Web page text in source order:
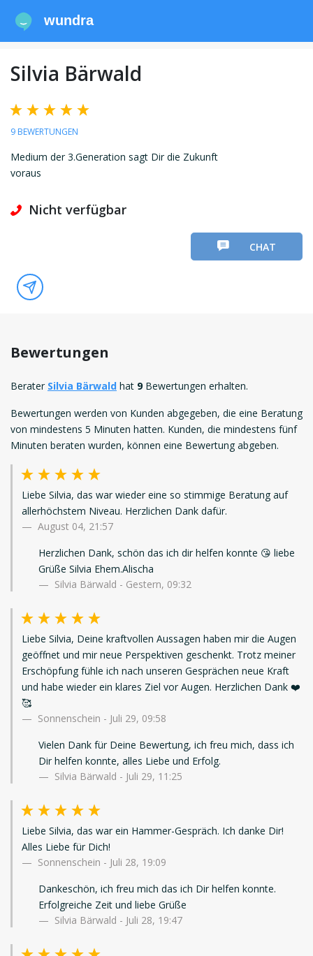
wundra
Silvia Bärwald
9 BEWERTUNGEN
Medium der 3.Generation sagt Dir die Zukunft
voraus
Nicht verfügbar
CHAT
Bewertungen
Berater Silvia Bärwald hat 9Bewertungen erhalten.
Bewertungen werden von Kunden abgegeben, die eine Beratung
von mindestens 5 Minuten hatten. Kunden, die mindestens fünf
Minuten beraten wurden, können eine Bewertung abgeben.
Liebe Silvia, das war wieder eine so stimmige Beratung auf
allerhöchstem Niveau. Herzlichen Dank dafür.
August 04, 21:57
Herzlichen Dank, schön das ich dir helfen konnte 😘 liebe
Grüße Silvia Ehem.Alischa
Silvia Bärwald - Gestern, 09:32
Liebe Silvia, Deine kraftvollen Aussagen haben mir die Augen
geöffnet und mir neue Perspektiven geschenkt. Trotz meiner
Erschöpfung fühle ich nach unseren Gesprächen neue Kraft
und habe wieder ein klares Ziel vor Augen. Herzlichen Dank ❤️
🥰
Sonnenschein - Juli 29, 09:58
Vielen Dank für Deine Bewertung, ich freu mich, dass ich
Dir helfen konnte, alles Liebe und Erfolg.
Silvia Bärwald - Juli 29, 11:25
Liebe Silvia, das war ein Hammer-Gespräch. Ich danke Dir!
Alles Liebe für Dich!
Sonnenschein - Juli 28, 19:09
Dankeschön, ich freu mich das ich Dir helfen konnte.
Erfolgreiche Zeit und liebe Grüße
Silvia Bärwald - Juli 28, 19:47